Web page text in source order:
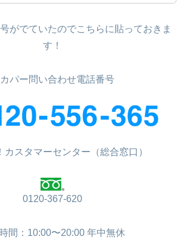
がでていたのでこちらに貼っておきま
す！
パー問い合わせ電話番号
カスタマーセンター（総合窓口）
0120-367-620
間：10:00〜20:00 年中無休